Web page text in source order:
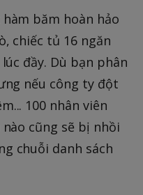
băm hoàn hảo
chiếc tủ 16 ngăn
đầy. Dù bạn phân
nếu công ty đột
100 nhân viên
cũng sẽ bị nhồi
chuỗi danh sách